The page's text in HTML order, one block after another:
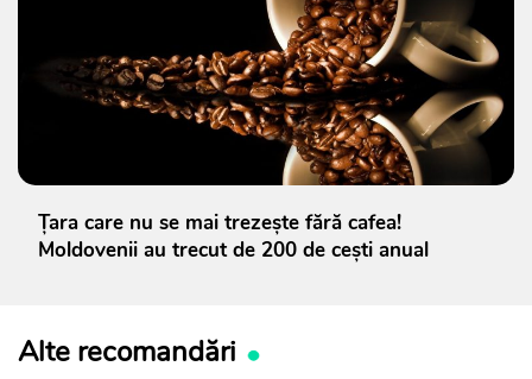
Țara care nu se mai trezește fără cafea!
Moldovenii au trecut de 200 de cești anual
Alte recomandări